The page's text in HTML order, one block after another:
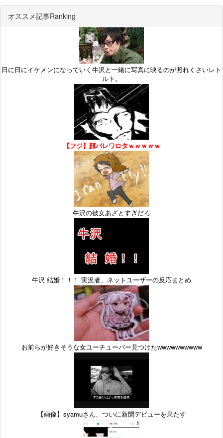
オススメ記事Ranking
日に日にイケメンになっていく牛沢と一緒に写真に映るのが照れくさいレト
ルト。
【フジ】顔バレワロタｗｗｗｗｗ
牛沢の彼女あざとすぎだろ
牛沢 結婚！！！ 実況者、ネットユーザーの反応まとめ
お前らが好きそうな女ユーチューバー見つけたwwwwwwwwww
【画像】syamuさん、ついに新聞デビューを果たす